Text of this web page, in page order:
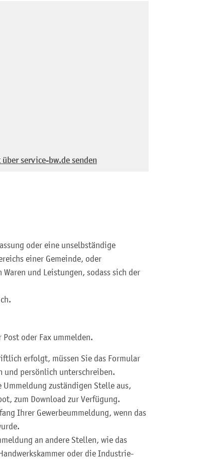
service-bw.de senden
oder eine unselbständige
einer Gemeinde, oder
und Leistungen, sodass sich der
oder Fax ummelden.
erfolgt, müssen Sie das Formular
und persönlich unterschreiben.
Ummeldung zuständigen Stelle aus,
zum Download zur Verfügung.
Ihrer Gewerbeummeldung, wenn das
an andere Stellen, wie das
oder die Industrie-